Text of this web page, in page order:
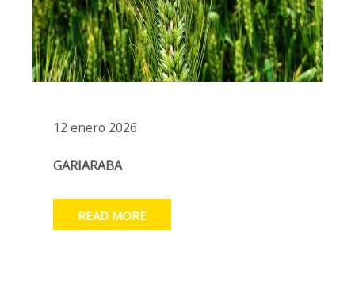
12 enero 2026
GARIARABA
READ MORE